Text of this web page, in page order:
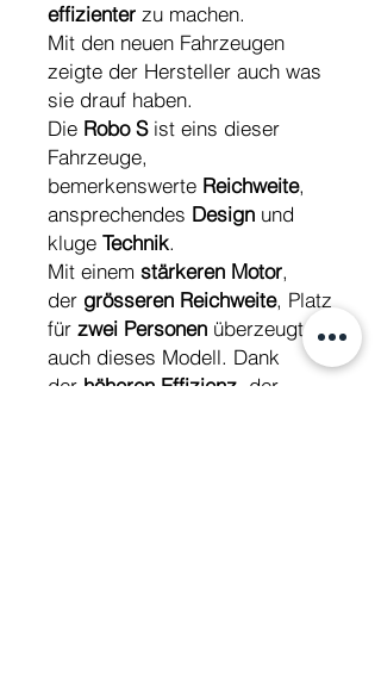
effizienter zu machen.
Mit den neuen Fahrzeugen
zeigte der Hersteller auch was
sie drauf haben.
Die Robo Sist eins dieser
Fahrzeuge,
bemerkenswerte Reichweite,
ansprechendes Design und
kluge Technik.
Mit einem stärkeren Motor,
der grösseren Reichweite, Platz
für zwei Personen überzeugt
auch dieses Modell. Dank
der höheren Effizienz , der